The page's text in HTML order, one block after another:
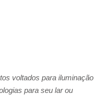
voltados para iluminação
para seu lar ou